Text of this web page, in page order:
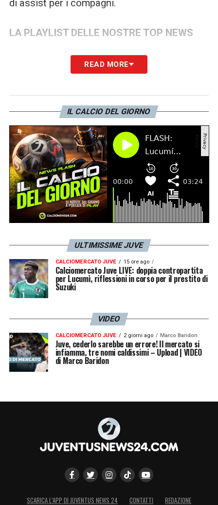
di assist per i compagni.
LA PLAYLIST DELLE NOSTRE TOP NEWS
READ MORE
IL CALCIO DEL GIORNO
ULTIMISSIME JUVE
CALCIOMERCATO JUVE 15 ore ago
Calciomercato Juve LIVE: doppia contropartita
per Lucumì, riflessioni in corso per il prestito di
Suzuki
VIDEO
CALCIOMERCATO JUVE 2 giorni ago Marco Baridon
Juve, cederlo sarebbe un errore! Il mercato si
infiamma, tre nomi caldissimi – Upload | VIDEO
di Marco Baridon
SCARICA L’APP DI JUVENTUS NEWS 24 CONTATTI REDAZIONE